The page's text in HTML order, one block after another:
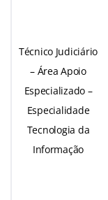
Técnico Judiciário
– Área Apoio
Especializado –
Especialidade
Tecnologia da
Informação